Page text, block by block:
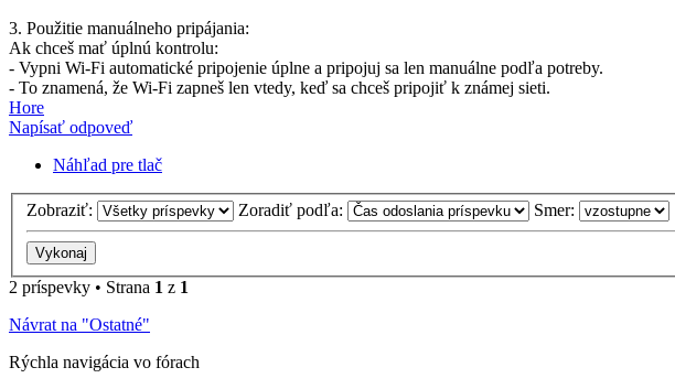
3. Použitie manuálneho pripájania:
Ak chceš mať úplnú kontrolu:
- Vypni Wi-Fi automatické pripojenie úplne a pripojuj sa len manuálne podľa potreby.
- To znamená, že Wi-Fi zapneš len vtedy, keď sa chceš pripojiť k známej sieti.
Hore
Napísať odpoveď
Náhľad pre tlač
Zobraziť: Zoradiť podľa: Smer:
2 príspevky • Strana 1 z 1
Návrat na "Ostatné"
Rýchla navigácia vo fórach